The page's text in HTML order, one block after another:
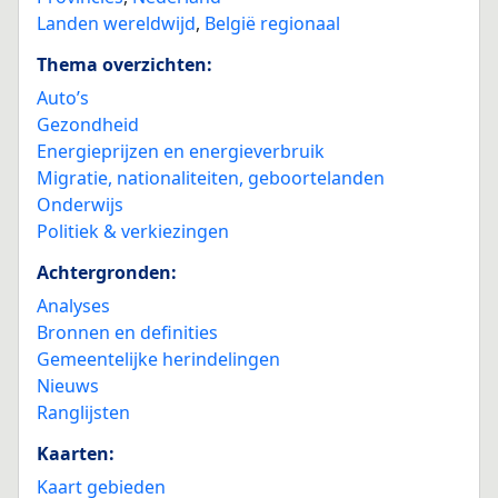
Landen wereldwijd, België regionaal
Thema overzichten:
Auto’s
Gezondheid
Energieprijzen en energieverbruik
Migratie, nationaliteiten, geboortelanden
Onderwijs
Politiek & verkiezingen
Achtergronden:
Analyses
Bronnen en definities
Gemeentelijke herindelingen
Nieuws
Ranglijsten
Kaarten:
Kaart gebieden